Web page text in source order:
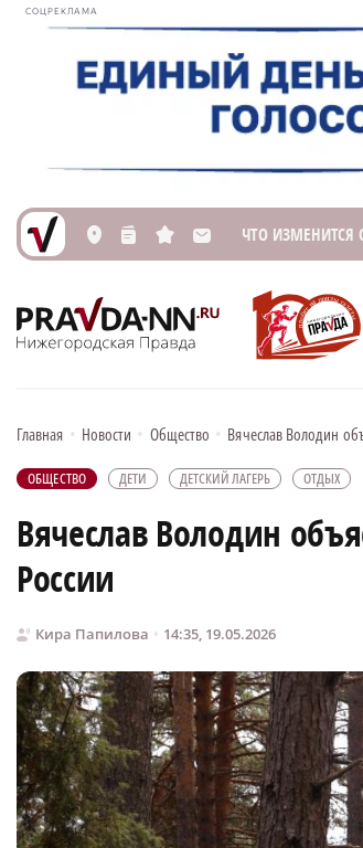
СОЦРЕКЛАМА
L n s M ЧТО ИЗМЕНИТСЯ
Главная • Новости • Общество • Вячеслав Володин
ОБЩЕСТВО ДЕТИ ДЕТСКИЙ ЛАГЕРЬ ОТДЫХ
Вячеслав Володин
России
Кира Папилова 14:35, 19.05.2026